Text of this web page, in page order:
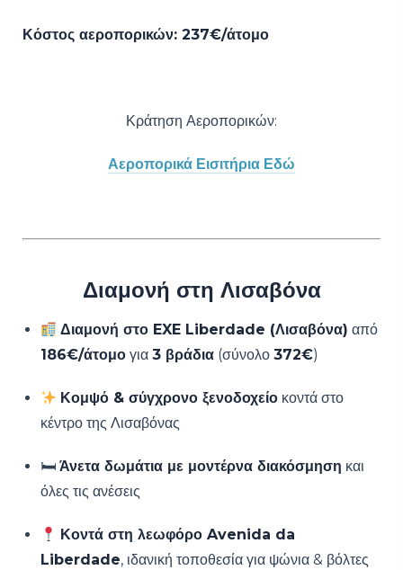
Κόστος αεροπορικών: 237€/άτομο
Κράτηση Αεροπορικών:
Αεροπορικά Εισιτήρια Εδώ
Διαμονή στη Λισαβόνα
Διαμονή στο EXE Liberdade (Λισαβόνα) από
186€/άτομο για 3 βράδια (σύνολο 372€)
Κομψό & σύγχρονο ξενοδοχείο κοντά στο
κέντρο της Λισαβόνας
🛏 Άνετα δωμάτια με μοντέρνα διακόσμηση και
όλες τις ανέσεις
Κοντά στη λεωφόρο Avenida da
Liberdade, ιδανική τοποθεσία για ψώνια & βόλτες